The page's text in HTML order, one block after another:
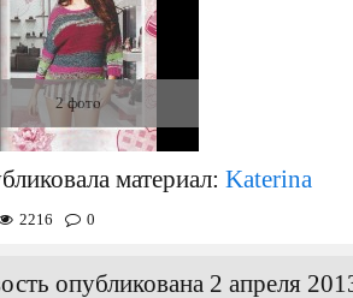
2 фото
материал: Katerina
2216 0
опубликована 2 апреля